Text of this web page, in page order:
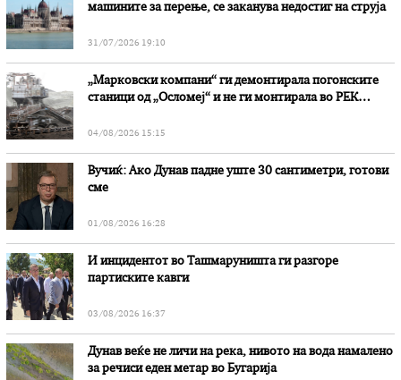
машините за перење, се заканува недостиг на струја
31/07/2026 19:10
„Марковски компани“ ги демонтирала погонските
станици од „Осломеј“ и не ги монтирала во РЕК
04/08/2026 15:15
Вучиќ: Ако Дунав падне уште 30 сантиметри, готови
сме
01/08/2026 16:28
И инцидентот во Ташмаруништa ги разгоре
партиските кавги
03/08/2026 16:37
Дунав веќе не личи на река, нивото на вода намалено
за речиси еден метар во Бугарија